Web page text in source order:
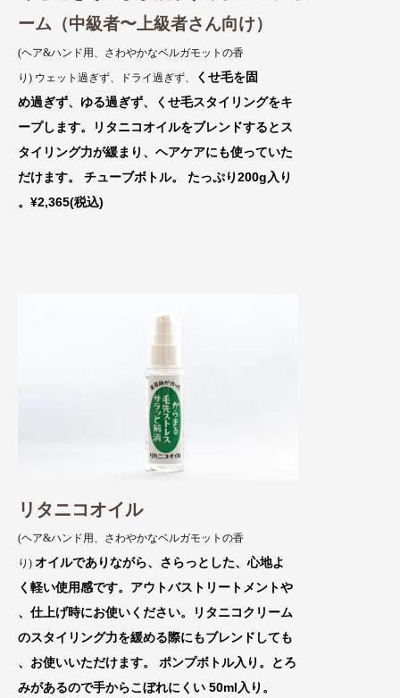
ーム（中級者〜上級者さん向け）
(ヘア&ハンド用、さわやかなベルガモットの香
り) ウェット過ぎず、ドライ過ぎず、
くせ毛を固
め過ぎず、ゆる過ぎず、くせ毛スタイリングをキ
ープします。リタニコオイルをブレンドするとス
タイ リング力が緩まり、ヘアケアにも使っていた
だけます。 チューブボトル。 たっぷり200g入り
。¥2,365(税込)
リタニコオイル
(ヘア&ハンド用、さわやかなベルガモットの香
り) オイルでありながら、さらっとした、心地よ
く軽い使用感です。アウトバスト リートメントや
、仕上げ時にお使いください。リタニコクリーム
のスタイリング力を緩める際にもブレンドしても
、お使いいただけます。 ポンプボトル入り。とろ
みがあるので手からこぼれにくい 50ml入り。